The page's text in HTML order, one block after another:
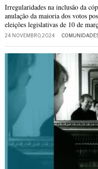
Irregularidades na inclusão da
anulação da maioria dos votos
eleições legislativas de 10 de
24 NOVEMBRO, 2024